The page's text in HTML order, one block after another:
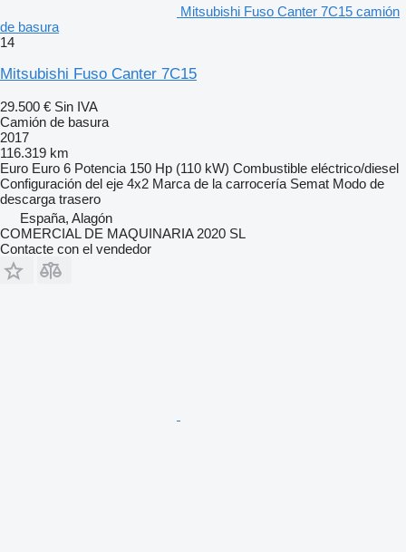
Mitsubishi Fuso Canter 7C15 camión
de basura
14
Mitsubishi Fuso Canter 7C15
29.500 € Sin IVA
Camión de basura
2017
116.319 km
Euro Euro 6 Potencia 150 Hp (110 kW) Combustible eléctrico/diesel
Configuración del eje 4x2 Marca de la carrocería Semat Modo de
descarga trasero
España, Alagón
COMERCIAL DE MAQUINARIA 2020 SL
Contacte con el vendedor